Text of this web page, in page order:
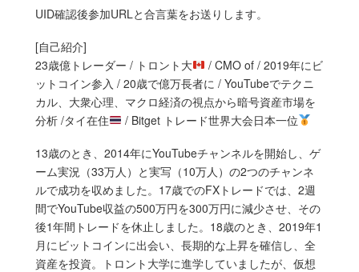
UID確認後参加URLと合言葉をお送りします。
[自己紹介]
23歳億トレーダー / トロント大
/ CMO of / 2019年にビ
ットコイン参入 / 20歳で億万長者に / YouTubeでテクニ
カル、大衆心理、マクロ経済の視点から暗号資産市場を
分析 /タイ在住
/ Bitget トレード世界大会日本一位
13歳のとき、2014年にYouTubeチャンネルを開始し、ゲ
ーム実況（33万人）と実写（10万人）の2つのチャンネ
ルで成功を収めました。17歳でのFXトレードでは、2週
間でYouTube収益の500万円を300万円に減少させ、その
後1年間トレードを休止しました。18歳のとき、2019年1
月にビットコインに出会い、長期的な上昇を確信し、全
資産を投資。トロント大学に進学していましたが、仮想